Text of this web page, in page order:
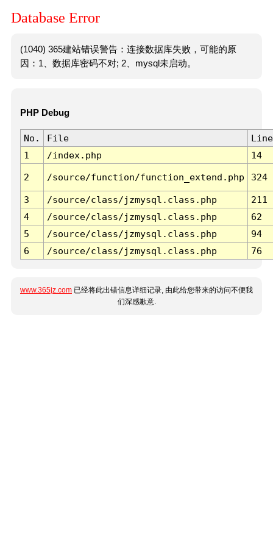
Database Error
(1040) 365建站错误警告：连接数据库失败，可能的原
因：1、数据库密码不对; 2、mysql未启动。
PHP Debug
No. File
Line
1
/index.php 14
2 /source/function/function_extend.php 324
3 /source/class/jzmysql.class.php
211
4
/source/class/jzmysql.class.php
62
5
/source/class/jzmysql.class.php
94
6
/source/class/jzmysql.class.php 76
www.365jz.com 已经将此出错信息详细记录, 由此给您带来的访问不便我
们深感歉意.